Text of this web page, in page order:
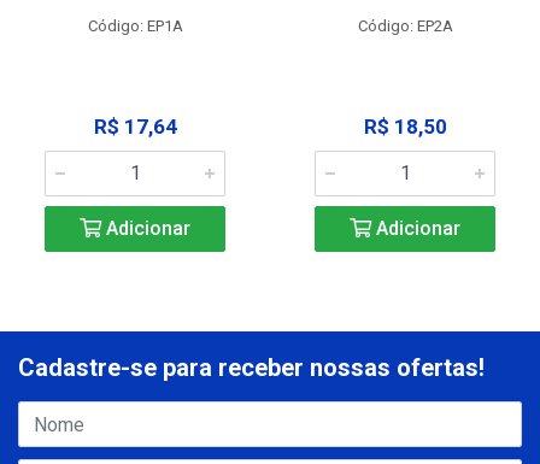
Código: EP1A
R$ 17,64
Adicionar
Código: EP2A
R$ 18,50
Adicionar
Cadastre-se para receber nossas ofertas!